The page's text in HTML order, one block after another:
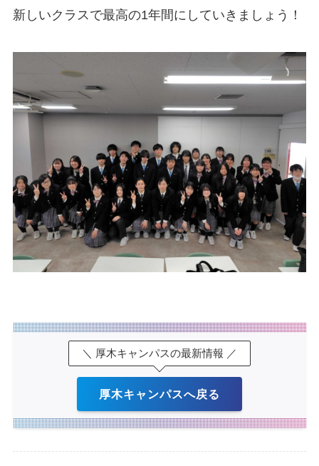
新しいクラスで最高の1年間にしていきましょう！
＼ 厚木キャンパスの最新情報 ／
厚木キャンパスへ戻る